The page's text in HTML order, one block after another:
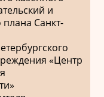
и
Санкт-
«Центр